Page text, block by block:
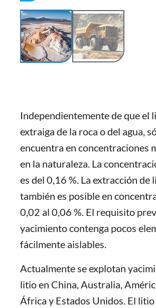
Independientemente de que el
extraiga de la roca o del agua,
encuentra en concentraciones
en la naturaleza. La
es del 0,16 %. La extracción de
también es posible en
0,02 al 0,06 %. El requisito
yacimiento contenga pocos
fácilmente aislables.
Actualmente se explotan
litio en China, Australia,
África y Estados Unidos. El